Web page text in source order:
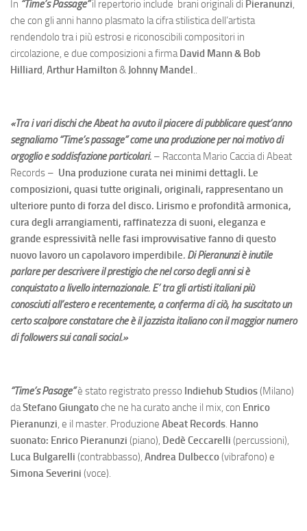
In “Time’s Passage”il repertorio include brani originali di Pieranunzi,
che con gli anni hanno plasmato la cifra stilistica dell’artista
rendendolo tra i più estrosi e riconoscibili compositori in
circolazione, e due composizioni a firmaDavid Mann & Bob
Hilliard, Arthur Hamilton& Johnny Mandel..
«Tra i vari dischi che Abeat ha avuto il piacere di pubblicare quest’anno
segnaliamo “Time’s passage” come una produzione per noi motivo di
orgoglio e soddisfazione particolari. – Racconta Mario Caccia di Abeat
Records – Una produzione curata nei minimi dettagli. Le
composizioni, quasi tutte originali, originali, rappresentano un
ulteriore punto di forza del disco. Lirismo e profondità armonica,
cura degli arrangiamenti, raffinatezza di suoni, eleganza e
grande espressività nelle fasi improvvisative fanno di questo
nuovo lavoro un capolavoro imperdibile. Di Pieranunzi è inutile
parlare per descrivere il prestigio che nel corso degli anni si è
conquistato a livello internazionale. E’ tra gli artisti italiani più
conosciuti all’estero e recentemente, a conferma di ciò, ha suscitato un
certo scalpore constatare che è il jazzista italiano con il maggior numero
di followers sui canali social.»
“Time’s Pasage”è stato registrato presso Indiehub Studios(Milano)
daStefano Giungatoche ne ha curato anche il mix, con Enrico
Pieranunzi, e il master. Produzione Abeat Records. Hanno
suonato: Enrico Pieranunzi (piano), Dedè Ceccarelli (percussioni),
Luca Bulgarelli (contrabbasso), Andrea Dulbecco(vibrafono) e
Simona Severini (voce).